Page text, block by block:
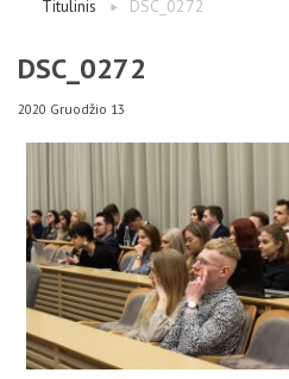
D.U.K
Kontaktai
Titulinis DSC_0272
DSC_0272
2020 Gruodžio 13